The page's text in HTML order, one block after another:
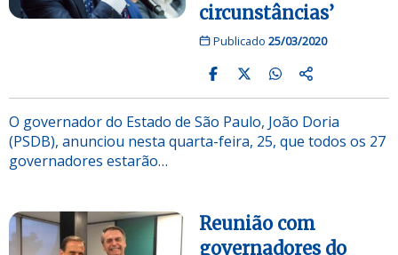
circunstâncias’
Publicado 25/03/2020
O governador do Estado de São Paulo, João Doria
(PSDB), anunciou nesta quarta-feira, 25, que todos os 27
governadores estarão…
Reunião com
governadores do